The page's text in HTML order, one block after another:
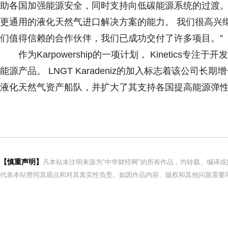
助各国加强能源安全，同时支持向低碳能源系统的过渡
更通用的液化天然气进口解决方案的能力。 我们很高
们值得信赖的合作伙伴，我们已成功交付了许多项目。”
作为Karpowership的一项计划， Kinetics专注于开
能源产品。 LNGT Karadeniz的加入标志着该公司长期
液化天然气资产船队，并扩大了其支持各国提高能源弹
【慎重声明】
凡本站未注明来源为"中华财经网"的所有作品，均转载、编译
代表本站赞同其观点和对其真实性负责。如因作品内容、版权和其他问题需